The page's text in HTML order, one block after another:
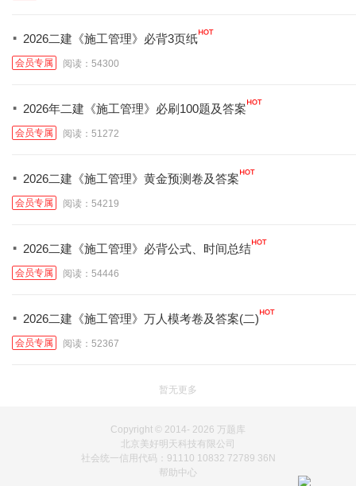
· 2026二建《施工管理》必背3页纸
会员专属 阅读：54300
· 2026年二建《施工管理》必刷100题及答案
会员专属 阅读：51272
· 2026二建《施工管理》黄金预测卷及答案
会员专属 阅读：54219
· 2026二建《施工管理》必背公式、时间总结
会员专属 阅读：54446
· 2026二建《施工管理》万人模考卷及答案(二)
会员专属 阅读：52367
暂无更多
Copyright © 2014- 2026 万题库
北京美好明天科技有限公司
社会统一信用代码：91110 10832 72789 36N
帮助中心